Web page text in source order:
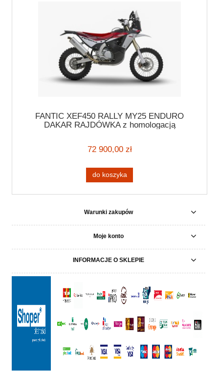
FANTIC XEF450 RALLY MY25 ENDURO
DAKAR RAJDÓWKA z homologacją
72 900,00 zł
do koszyka
Warunki zakupów
Moje konto
INFORMACJE O SKLEPIE